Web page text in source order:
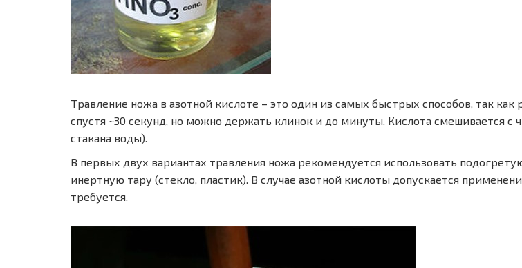
Травление ножа в азотной кислоте – это один из самых быстрых способов, так как
спустя ~30 секунд, но можно держать клинок и до минуты. Кислота смешивается с
стакана воды).
В первых двух вариантах травления ножа рекомендуется использовать
инертную тару (стекло, пластик). В случае азотной кислоты допускается
требуется.